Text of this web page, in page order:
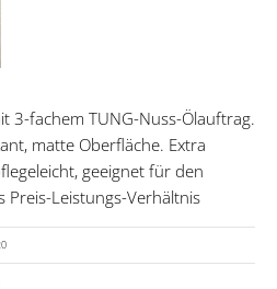
3-fachem TUNG-Nuss-Ölauftrag.
matte Oberfläche. Extra
geeignet für den
Preis-Leistungs-Verhältnis